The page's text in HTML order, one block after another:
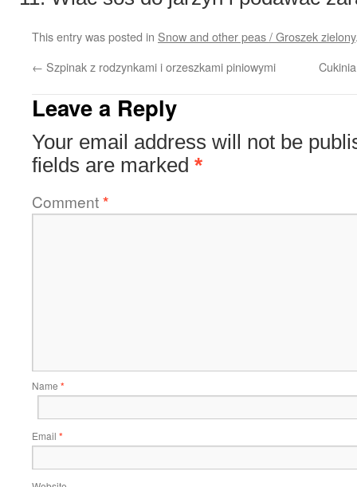
This entry was posted in Snow and other peas / Groszek zielony
← Szpinak z rodzynkami i orzeszkami piniowymi
Leave a Reply
Your email address will not be
fields are marked *
Comment*
Name *
Email *